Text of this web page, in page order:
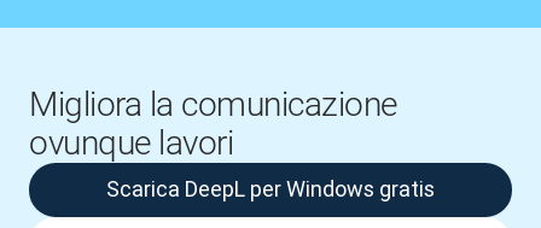
Migliora la comunicazione
ovunque lavori
Scarica DeepL per Windows gratis